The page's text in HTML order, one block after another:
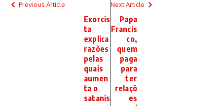
Previous Article
Exorcis
ta
explica
razões
pelas
quais
aumen
ta o
satanis
Next Article
Papa
Francis
co,
quem
paga
para
ter
relaçõ
es